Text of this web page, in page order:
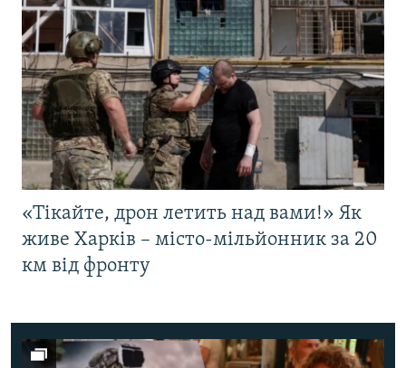
«Тікайте, дрон летить над вами!» Як
живе Харків – місто-мільйонник за 20
км від фронту